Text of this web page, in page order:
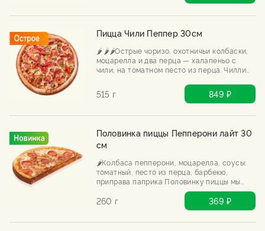
Пицца Чили Пеппер 30см
🌶️ 🌶️🌶️Острые чоризо, охотничьи колбаски,
моцарелла и два перца — халапеньо с
чили, на томатном песто из перца. Чилли
515 г 849 ₽
Половинка пиццы Пепперони лайт 30
см
🌶️Колбаса пепперони, моцарелла, соусы:
томатный, песто из перца, барбекю,
приправа паприка Половинку пиццы мы
выпекаем только после Вашего заказа.
260 г 369 ₽